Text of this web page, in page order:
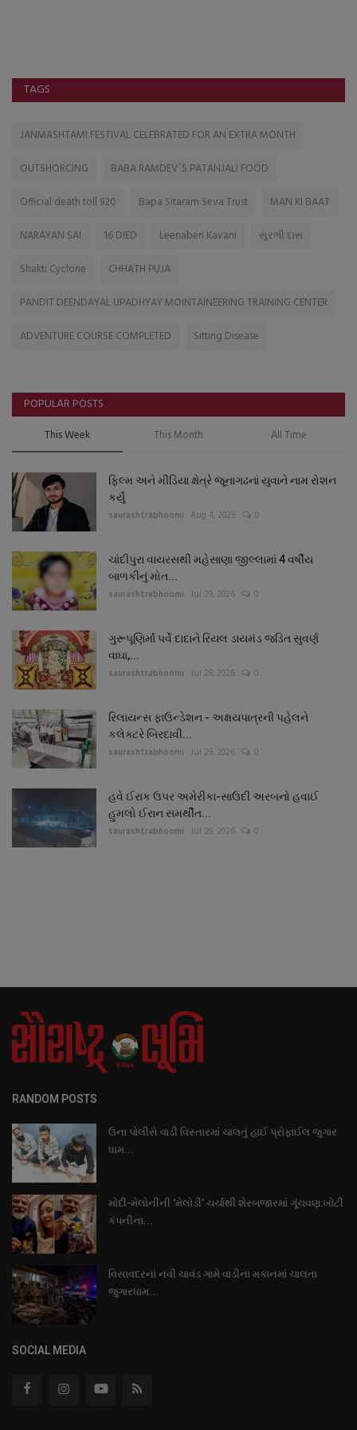
TAGS
JANMASHTAMI FESTIVAL CELEBRATED FOR AN EXTRA MONTH
OUTSHORCING
BABA RAMDEV`S PATANJALI FOOD
Official death toll 920
Bapa Sitaram Seva Trust
MAN KI BAAT
NARAYAN SAI
16 DIED Leenaben Kavani
સુરભી દાસ
Shakti Cyclone
CHHATH PUJA
PANDIT DEENDAYAL UPADHYAY MOINTAINEERING TRAINING CENTER
ADVENTURE COURSE COMPLETED
Sitting Disease
POPULAR POSTS
This Week This Month All Time
ફિલ્મ અને મીડિયા ક્ષેત્રે જૂનાગઢનાં યુવાને નામ રોશન
કર્યું
saurashtrabhoomi Aug 4, 2026 0
ચાંદીપુરા વાયરસથી મહેસાણા જીલ્લામાં 4 વર્ષીય
બાળકીનું મોત...
saurashtrabhoomi Jul 29, 2026 0
ગુરૂપૂણિર્માં પર્વે દાદાને રિયલ ડાયમંડ જડિત સુવર્ણ
વાઘા,...
saurashtrabhoomi Jul 29, 2026 0
રિલાયન્સ ફાઉન્ડેશન - અક્ષયપાત્રની પહેલને
કલેક્ટરે બિરદાવી...
saurashtrabhoomi Jul 29, 2026 0
હવે ઈરાક ઉપર અમેરીકા-સાઉદી અરબનો હવાઈ
હુમલો ઈરાન સમર્થીત...
saurashtrabhoomi Jul 29, 2026 0
RANDOM POSTS
ઉના પોલીસે વાડી વિસ્તારમાં ચાલતું હાઈ પ્રોફાઈલ જુગાર
ધામ...
મોદી-મેલોનીની ‘મેલોડી’ ચર્ચાથી શેરબજારમાં ગૂંચવણ:ખોટી
કંપનીના...
વિસાવદરનાં નવી ચાવંડ ગામે વાડીનાં મકાનમાં ચાલતા
જુગારધામ...
SOCIAL MEDIA